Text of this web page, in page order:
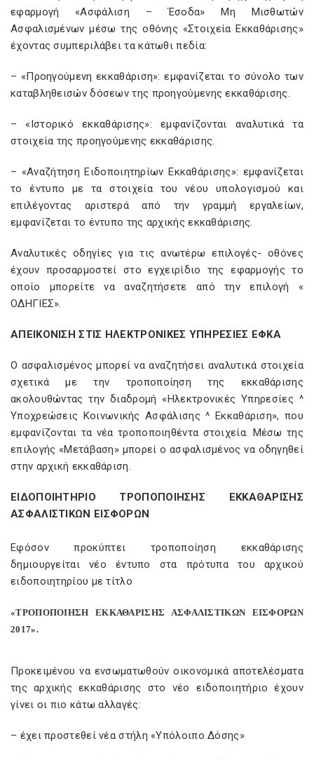
εφαρμογή «Ασφάλιση – Έσοδα» Μη Μισθωτών
Ασφαλισμένων μέσω της οθόνης «Στοιχεία Εκκαθάρισης»
έχοντας συμπεριλάβει τα κάτωθι πεδία:
– «Προηγούμενη εκκαθάριση»: εμφανίζεται το σύνολο των
καταβληθεισών δόσεων της προηγούμενης εκκαθάρισης.
– «Ιστορικό εκκαθάρισης»: εμφανίζονται αναλυτικά τα
στοιχεία της προηγούμενης εκκαθάρισης.
– «Αναζήτηση Ειδοποιητηρίων Εκκαθάρισης»: εμφανίζεται
το έντυπο με τα στοιχεία του νέου υπολογισμού και
επιλέγοντας αριστερά από την γραμμή εργαλείων,
εμφανίζεται το έντυπο της αρχικής εκκαθάρισης.
Αναλυτικές οδηγίες για τις ανωτέρω επιλογές- οθόνες
έχουν προσαρμοστεί στο εγχειρίδιο της εφαρμογής το
οποίο μπορείτε να αναζητήσετε από την επιλογή «
ΟΔΗΓΙΕΣ».
ΑΠΕΙΚΟΝΙΣΗ ΣΤΙΣ ΗΛΕΚΤΡΟΝΙΚΕΣ ΥΠΗΡΕΣΙΕΣ ΕΦΚΑ
Ο ασφαλισμένος μπορεί να αναζητήσει αναλυτικά στοιχεία
σχετικά με την τροποποίηση της εκκαθάρισης
ακολουθώντας την διαδρομή «Ηλεκτρονικές Υπηρεσίες ^
Υποχρεώσεις Κοινωνικής Ασφάλισης ^ Εκκαθάριση», που
εμφανίζονται τα νέα τροποποιηθέντα στοιχεία. Μέσω της
επιλογής «Μετάβαση» μπορεί ο ασφαλισμένος να οδηγηθεί
στην αρχική εκκαθάριση.
ΕΙΔΟΠΟΙΗΤΗΡΙΟ ΤΡΟΠΟΠΟΙΗΣΗΣ ΕΚΚΑΘΑΡΙΣΗΣ
ΑΣΦΑΛΙΣΤΙΚΩΝ ΕΙΣΦΟΡΩΝ
Εφόσον προκύπτει τροποποίηση εκκαθάρισης
δημιουργείται νέο έντυπο στα πρότυπα του αρχικού
ειδοποιητηρίου με τίτλο
«ΤΡΟΠΟΠΟΙΗΣΗ ΕΚΚΑΘΑΡΙΣΗΣ ΑΣΦΑΛΙΣΤΙΚΩΝ ΕΙΣΦΟΡΩΝ
2017».
Προκειμένου να ενσωματωθούν οικονομικά αποτελέσματα
της αρχικής εκκαθάρισης στο νέο ειδοποιητήριο έχουν
γίνει οι πιο κάτω αλλαγές:
– έχει προστεθεί νέα στήλη «Υπόλοιπο Δόσης»